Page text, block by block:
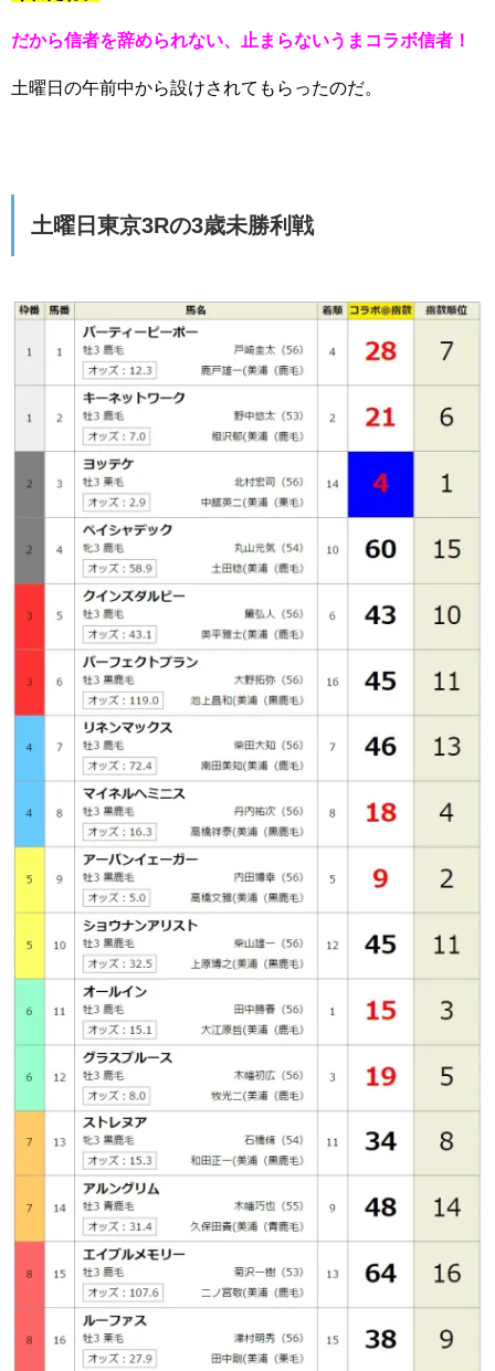
だから信者を辞められない、止まらないうまコラボ信者！
土曜日の午前中から設けされてもらったのだ。
土曜日東京3Rの3歳未勝利戦